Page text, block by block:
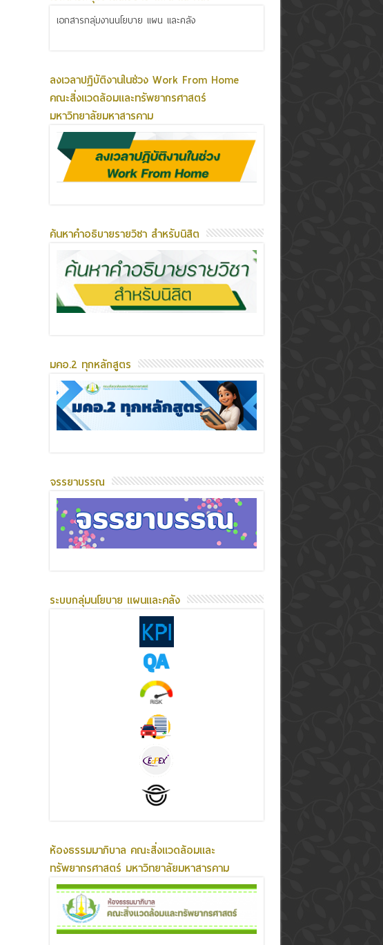
เอกสารกลุ่มงานนโยบาย แผน และคลัง
ลงเวลาปฏิบัติงานในช่วง Work From Home
คณะสิ่งแวดล้อมและทรัพยากรศาสตร์
มหาวิทยาลัยมหาสารคาม
ค้นหาคำอธิบายรายวิชา สำหรับนิสิต
มคอ.2 ทุกหลักสูตร
จรรยาบรรณ
ระบบกลุ่มนโยบาย แผนและคลัง
ห้องธรรมมาภิบาล คณะสิ่งแวดล้อมและ
ทรัพยากรศาสตร์ มหาวิทยาลัยมหาสารคาม